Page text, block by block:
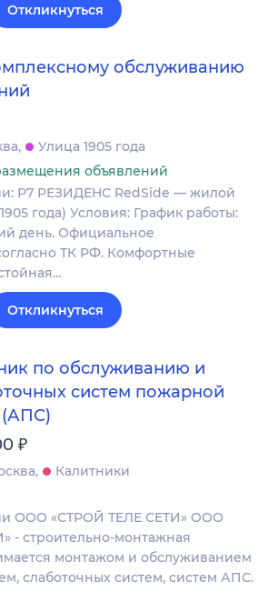
Откликнуться
обслуживанию
Улица 1905 года
объявлений
Р7 РЕЗИДЕНС RedSide — жилой
года) Условия: График работы:
день. Официальное
ТК РФ. Комфортные
Откликнуться
по обслуживанию и
систем пожарной
(АПС)
₽
Калитники
ООО «СТРОЙ ТЕЛЕ СЕТИ» ООО
- строительно-монтажная
монтажом и обслуживанием
слаботочных систем, систем АПС.